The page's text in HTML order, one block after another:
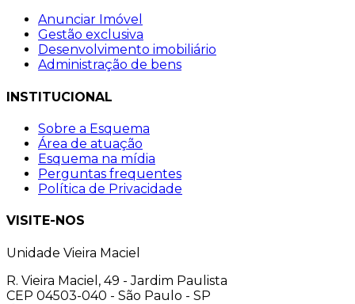
Anunciar Imóvel
Gestão exclusiva
Desenvolvimento imobiliário
Administração de bens
INSTITUCIONAL
Sobre a Esquema
Área de atuação
Esquema na mídia
Perguntas frequentes
Política de Privacidade
VISITE-NOS
Unidade Vieira Maciel
R. Vieira Maciel, 49 - Jardim Paulista
CEP 04503-040 - São Paulo - SP